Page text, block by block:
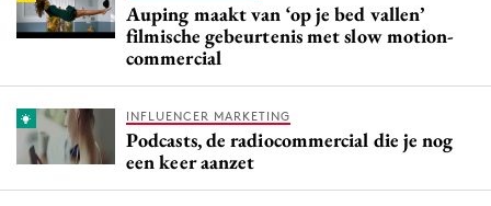
Auping maakt van ‘op je bed vallen’
filmische gebeurtenis met slow motion-
commercial
INFLUENCER MARKETING
Podcasts, de radiocommercial die je nog
een keer aanzet